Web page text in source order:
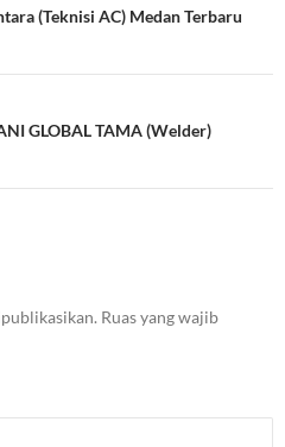
(Teknisi AC) Medan Terbaru
GLOBAL TAMA (Welder)
Ruas yang wajib